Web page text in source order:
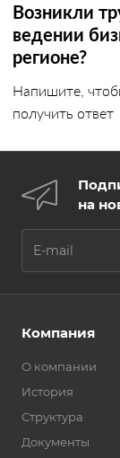
Возникли
ведении
регионе?
Напишите,
получить ответ
на
Компания
О компании
История
Структура
Документы